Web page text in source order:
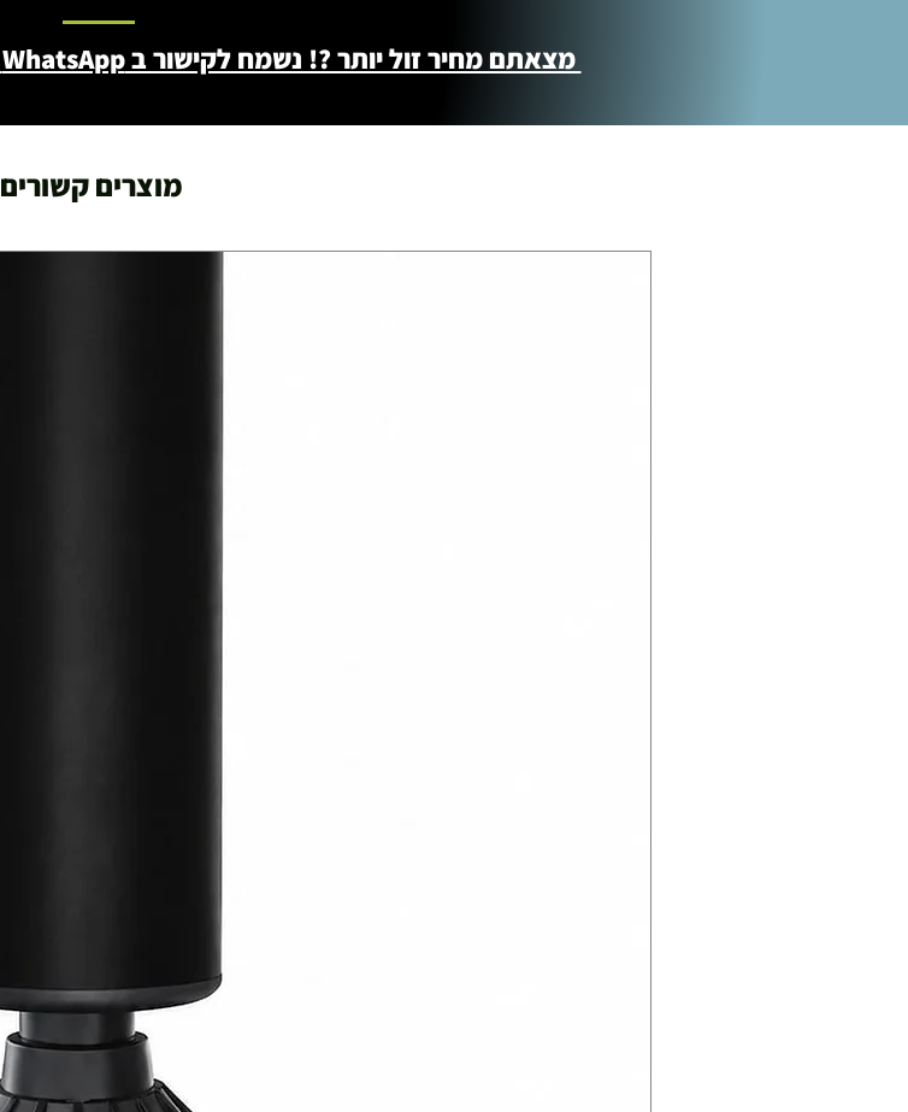
מצאתם מחיר זול יותר ?! נשמח לקישור ב WhatsApp ונדאג שתשלמו פחות - 046722171
מוצרים קשורים